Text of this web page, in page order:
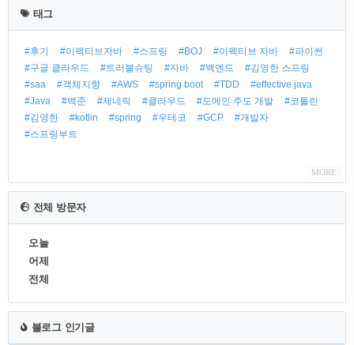
태그
#후기 #이펙티브자바 #스프링 #BOJ #이펙티브 자바
#파이썬
#구글 클라우드
#트러블슈팅 #자바 #백엔드
#김영한 스프링
#saa
#객체지향 #AWS #spring boot #TDD
#effective java
#Java
#백준 #제네릭 #클라우드 #도메인 주도 개발
#코틀린
#김영한
#kotlin #spring #우테코 #GCP
#개발자
#스프링부트
MORE
전체 방문자
오늘
어제
전체
블로그 인기글